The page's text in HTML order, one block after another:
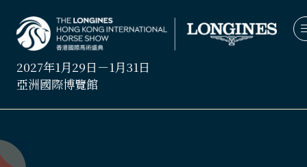
2027年1月29日－1月31日
亞洲國際博覽館